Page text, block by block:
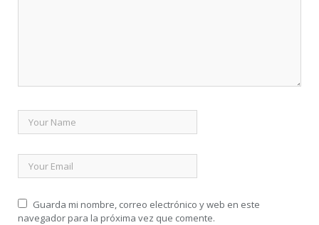
Guarda mi nombre, correo electrónico y web en este
navegador para la próxima vez que comente.